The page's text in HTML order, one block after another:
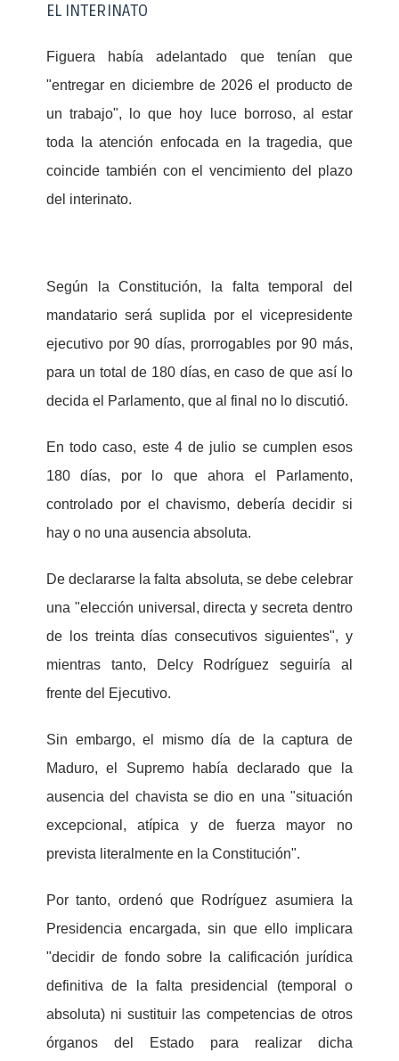
EL INTERINATO
Figuera había adelantado que tenían que
"entregar en diciembre de 2026 el producto de
un trabajo", lo que hoy luce borroso, al estar
toda la atención enfocada en la tragedia, que
coincide también con el vencimiento del plazo
del interinato.
Según la Constitución, la falta temporal del
mandatario será suplida por el vicepresidente
ejecutivo por 90 días, prorrogables por 90 más,
para un total de 180 días, en caso de que así lo
decida el Parlamento, que al final no lo discutió.
En todo caso, este 4 de julio se cumplen esos
180 días, por lo que ahora el Parlamento,
controlado por el chavismo, debería decidir si
hay o no una ausencia absoluta.
De declararse la falta absoluta, se debe celebrar
una "elección universal, directa y secreta dentro
de los treinta días consecutivos siguientes", y
mientras tanto, Delcy Rodríguez seguiría al
frente del Ejecutivo.
Sin embargo, el mismo día de la captura de
Maduro, el Supremo había declarado que la
ausencia del chavista se dio en una "situación
excepcional, atípica y de fuerza mayor no
prevista literalmente en la Constitución".
Por tanto, ordenó que Rodríguez asumiera la
Presidencia encargada, sin que ello implicara
"decidir de fondo sobre la calificación jurídica
definitiva de la falta presidencial (temporal o
absoluta) ni sustituir las competencias de otros
órganos del Estado para realizar dicha